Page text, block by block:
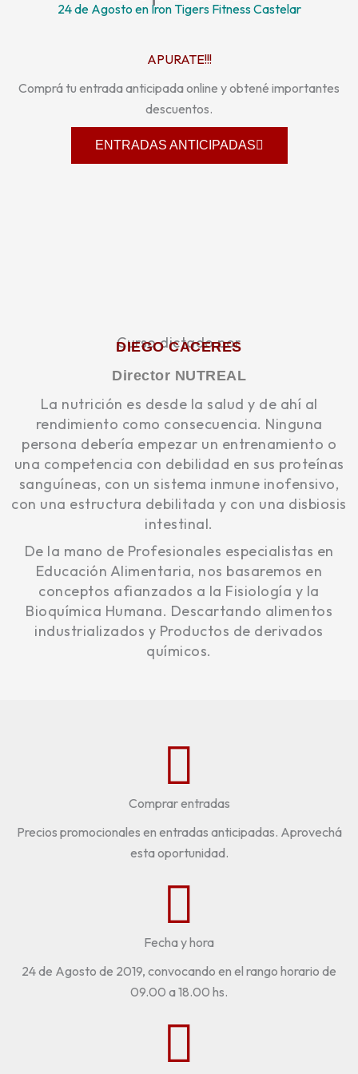
24 de Agosto en Iron Tigers Fitness Castelar
APURATE!!!
Comprá tu entrada anticipada online y obtené importantes
descuentos.
ENTRADAS ANTICIPADAS
Curso dictado por
DIEGO CACERES
Director NUTREAL
La nutrición es desde la salud y de ahí al
rendimiento como consecuencia. Ninguna
persona debería empezar un entrenamiento o
una competencia con debilidad en sus proteínas
sanguíneas, con un sistema inmune inofensivo,
con una estructura debilitada y con una disbiosis
intestinal.
De la mano de Profesionales especialistas en
Educación Alimentaria, nos basaremos en
conceptos afianzados a la Fisiología y la
Bioquímica Humana. Descartando alimentos
industrializados y Productos de derivados
químicos.
Comprar entradas
Precios promocionales en entradas anticipadas. Aprovechá
esta oportunidad.
Fecha y hora
24 de Agosto de 2019, convocando en el rango horario de
09.00 a 18.00 hs.